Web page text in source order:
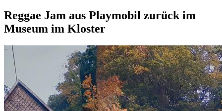
Reggae Jam aus Playmobil zurück im
Museum im Kloster